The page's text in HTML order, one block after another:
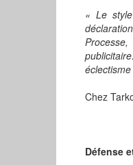
« Le
Chez
Défense